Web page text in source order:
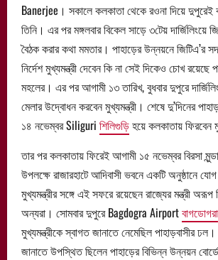
Banerjee। সকালে কলকাতা থেকে রওনা দিয়ে দুপুরেই
তিনি। এর পর মঙ্গলবার বিকেল সাড়ে ৩টেয় দার্জিলিংয়ে
বৈঠক করার কথা মমতার। পাহাড়ের উন্নয়নে জিটিএ’র
নির্দেশ মুখ্যমন্ত্রী দেবেন কি না সেই দিকেও চোখ রয়েছে
মহলের। এর পর আগামী ১৩ তারিখ, বুধবার দুপুরে
মেলার উদ্বোধন করবেন মুখ্যমন্ত্রী। শেষে দু’দিনের
১৪ নভেম্বর Siliguri শিলিগুড়িহয়ে কলকাতায় ফিরবেন
তার পর কলকাতায় ফিরেই আগামী ১৫ নভেম্বর বিরসা
উপলক্ষে রাজারহাটে আদিবাসী ভবনে একটি অনুষ্ঠানে
মুখ্যমন্ত্রীর সঙ্গে এই সফরে রয়েছেন রাজ্যের মন্ত্রী
অন্যরা। সোমবার দুপুরে Bagdogra Airportবাগডোগরা
মুখ্যমন্ত্রীকে স্বাগত জানাতে নেমেছিল পাহাড়বাসীর
জানাতে উপস্থিত ছিলেন পাহাড়ের বিভিন্ন উন্নয়ন